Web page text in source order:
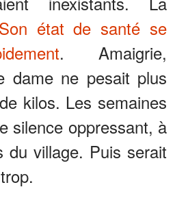
Son état de santé se
. Amaigrie,
dame ne pesait plus
kilos. Les semaines
silence oppressant, à
du village. Puis serait